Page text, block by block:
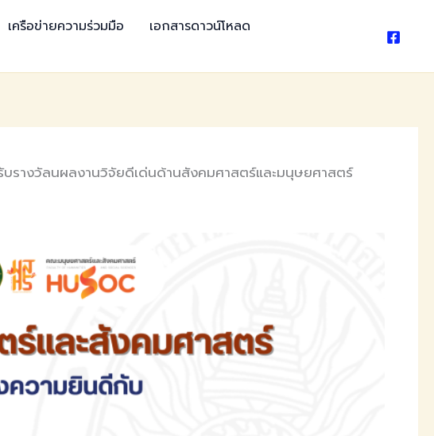
เครือข่ายความร่วมมือ
เอกสารดาวน์โหลด
างวัลนผลงานวิจัยดีเด่นด้านสังคมศาสตร์และมนุษยศาสตร์